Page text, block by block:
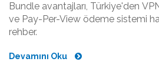
Bundle avantajları, Türkiye'den
ve Pay-Per-View ödeme sistemi
rehber.
Devamını Oku